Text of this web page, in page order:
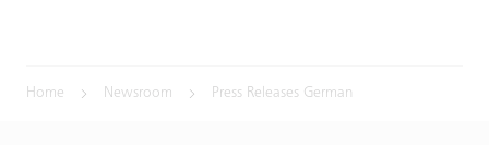
Home Newsroom Press Releases German